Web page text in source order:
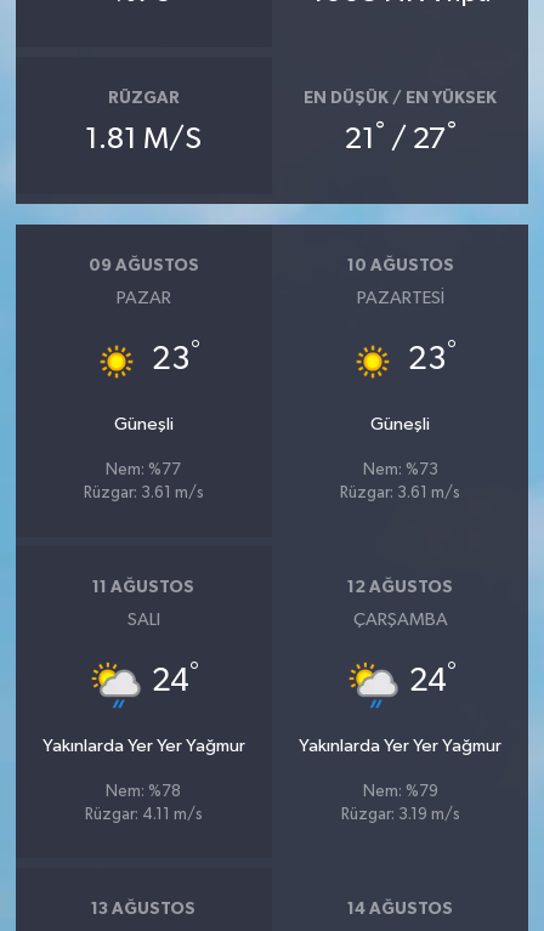
RÜZGAR
1.81 M/S
EN DÜŞÜK / EN YÜKSEK
21 ° / 27°
09 AĞUSTOS
PAZAR
23°
Güneşli
Nem: %77
Rüzgar: 3.61 m/s
10 AĞUSTOS
PAZARTESI
23°
Güneşli
Nem: %73
Rüzgar: 3.61 m/s
11 AĞUSTOS
SALI
24°
Yakınlarda Yer Yer Yağmur
Nem: %78
Rüzgar: 4.11 m/s
12 AĞUSTOS
ÇARŞAMBA
24°
Yakınlarda Yer Yer Yağmur
Nem: %79
Rüzgar: 3.19 m/s
13 AĞUSTOS 14 AĞUSTOS